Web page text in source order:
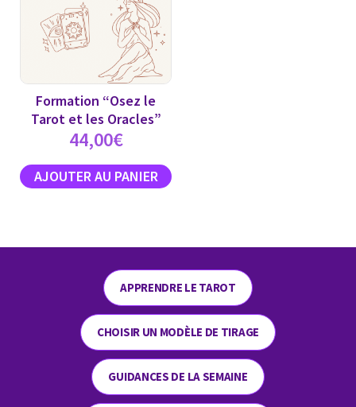
Formation “Osez le
Tarot et les Oracles”
44,00€
APPRENDRE LE TAROT
CHOISIR UN MODÈLE DE TIRAGE
GUIDANCES DE LA SEMAINE